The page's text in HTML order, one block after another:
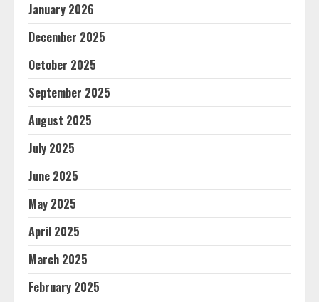
January 2026
December 2025
October 2025
September 2025
August 2025
July 2025
June 2025
May 2025
April 2025
March 2025
February 2025